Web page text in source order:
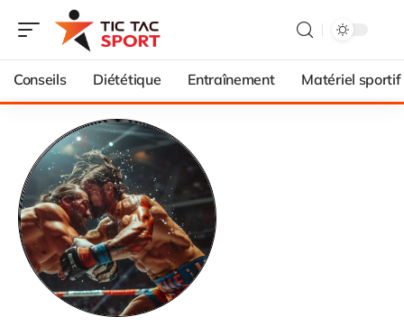
Conseils Diététique Entraînement Matériel sportif